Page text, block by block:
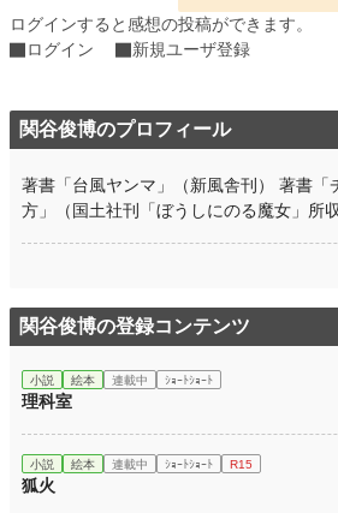
ログインすると感想の投稿ができます。
ログイン
新規ユーザ登録
関谷俊博のプロフィール
著書「台風ヤンマ」（新風舎刊） 著書「
方」（国土社刊「ぼうしにのる魔女」所収
関谷俊博の登録コンテンツ
小説 絵本 連載中 ｼｮｰﾄｼｮｰﾄ
理科室
小説 絵本 連載中 ｼｮｰﾄｼｮｰﾄ R15
狐火